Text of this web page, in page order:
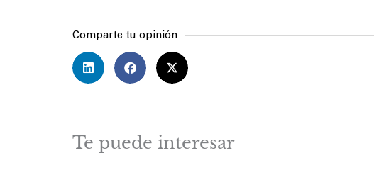
Comparte tu opinión
Te puede interesar